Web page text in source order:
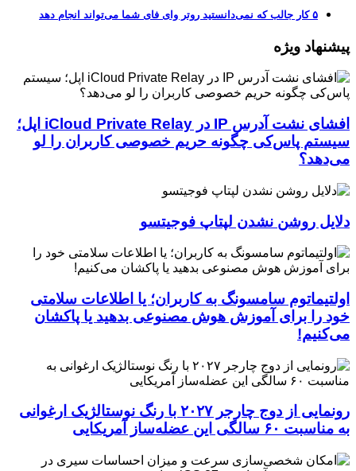
۵ کار جالب که نمی‌دانستید روتر وای فای شما می‌تواند انجام دهد
پیشنهاد ویژه
افشای نشت آدرس IP در iCloud Private Relay اپل؛
سیستم پاس‌کی چگونه حریم خصوصی کاربران را لو
می‌دهد؟
دلایل روشن نشدن لپتاپ فوجیتسو
اولتیماتوم سامسونگ به کاربران؛ یا اطلاعات سلامتی
خود را برای آموزش هوش مصنوعی بدهید یا پاکشان
می‌کنیم!
رونمایی از دوج چارجر ۲۰۲۷ با رنگ نوستالژیک ارغوانی
به مناسبت ۶۰ سالگی این عضله‌ساز آمریکایی